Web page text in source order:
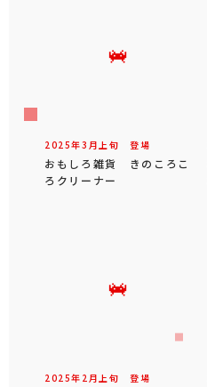
2025年3 月 上旬 登場
おもしろ雑貨 きのころこ
ろクリーナー
2025年 2 月 上旬 登場